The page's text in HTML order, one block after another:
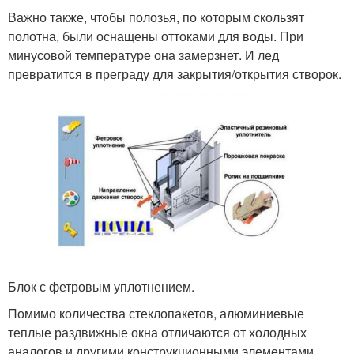
Важно также, чтобы полозья, по которым скользят
полотна, были оснащены оттоками для воды. При
минусовой температуре она замерзнет. И лед
превратится в преграду для закрытия/открытия створок.
Блок с фетровым уплотнением.
Помимо количества стеклопакетов, алюминиевые
теплые раздвижные окна отличаются от холодных